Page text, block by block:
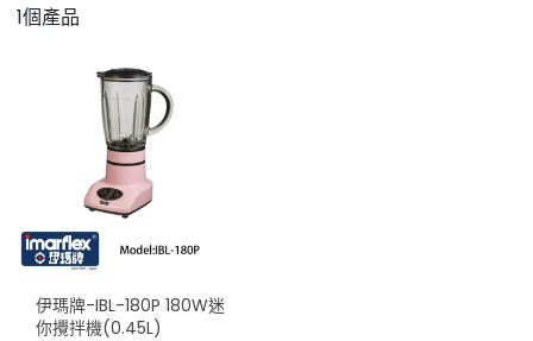
1個產品
伊瑪牌-IBL-180P 180W迷
你攪拌機(0.45L)